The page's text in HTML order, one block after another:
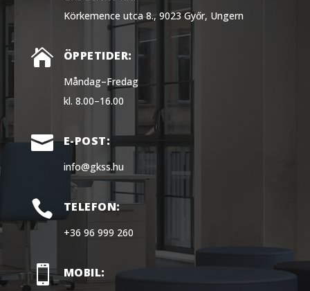
Körkemence utca 8., 9023 Győr, Ungern
 ÖPPETIDER:
Måndag–Fredag
kl. 8.00–16.00
 E-POST:
info@gkss.hu
 TELEFON:
+36 96 999 260
 MOBIL: